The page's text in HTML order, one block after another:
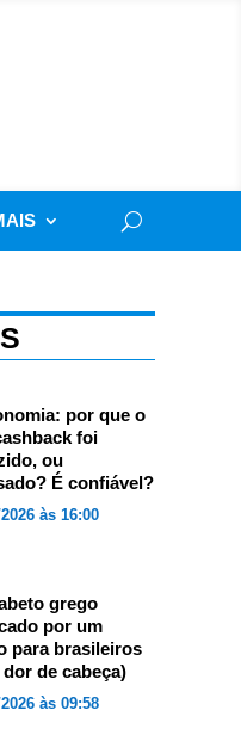
por que o
foi
ou
É confiável?
às 16:00
grego
por um
para brasileiros
dor de cabeça)
às 09:58